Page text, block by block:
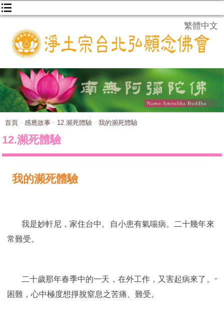
繁體中文
首頁 感應故事 12.瀕死體驗 我的瀕死體驗
12.瀕死體驗
我的瀕死體驗
我是妙軒尼，家住台中。自小患有氣喘病。二十幾年來，
常難受。
二十歲那年春季中的一天，在外工作，又害起病來了。一
困難，心中極度想掙脫窒息之苦痛、難受。